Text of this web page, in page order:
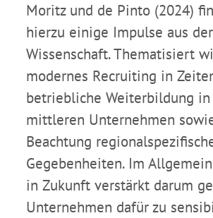
Moritz und de Pinto (2024)
hierzu einige Impulse aus der
Wissenschaft. Thematisiert
modernes Recruiting in
betriebliche Weiterbildung
mittleren Unternehmen
Beachtung
Gegebenheiten. Im
in Zukunft verstärkt darum
Unternehmen dafür zu